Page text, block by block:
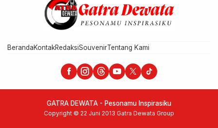
BerandaKontakRedaksiSouvenirTentang Kami
GATRA DEWATA - Pesonamu Inspirasiku
Copyright © 22 Juni 2013 Gatra Dewata Group